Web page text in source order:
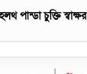
পান্ডা চুক্তি স্বাক্ষর